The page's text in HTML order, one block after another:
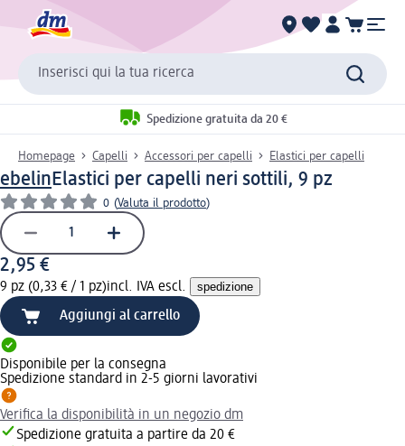
Inserisci qui la tua ricerca
Spedizione gratuita da 20 €
Homepage Capelli Accessori per capelli Elastici per capelli
ebelinElastici per capelli neri sottili, 9 pz
0 (Valuta il prodotto)
2,95 €
9 pz (0,33 € / 1 pz)incl. IVA escl. spedizione
Aggiungi al carrello
Disponibile per la consegna
Spedizione standard in 2-5 giorni lavorativi
Verifica la disponibilità in un negozio dm
Spedizione gratuita a partire da 20 €